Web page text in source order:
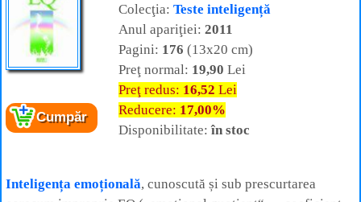
Cumpăr
Colecţia: Teste inteligență
Anul apariţiei: 2011
Pagini: 176 (13x20 cm)
Preţ normal: 19,90 Lei
Preţ redus: 16,52 Lei
Reducere: 17,00%
Disponibilitate:în stoc
Inteligența emoțională, cunoscută și sub prescurtarea